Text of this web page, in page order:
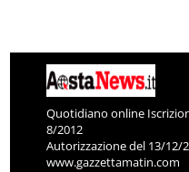
Quotidiano online
8/2012
Autorizzazione del 13/12/
www.gazzettamatin.com